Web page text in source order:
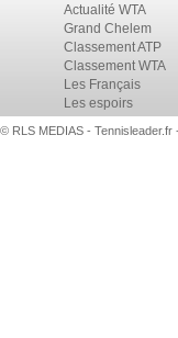
Actualité WTA
Grand Chelem
Classement ATP
Classement WTA
Les Français
Les espoirs
© RLS MEDIAS - Tennisleader.fr